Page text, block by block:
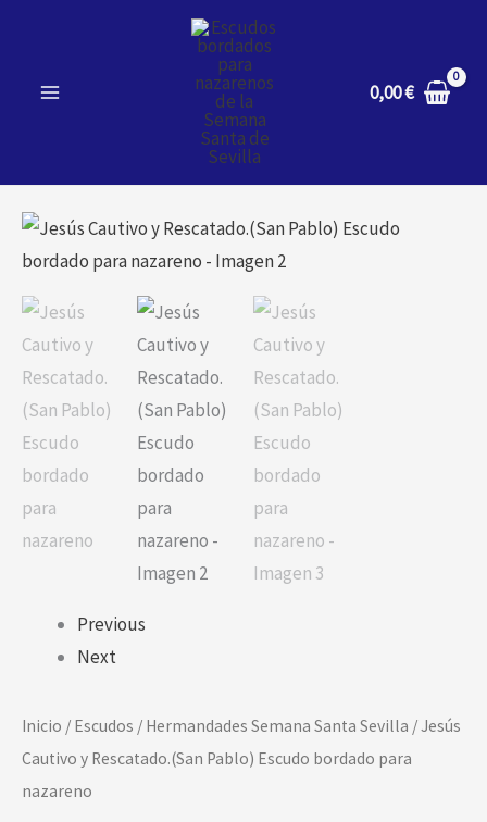
contenido
0,00€
Previous
Next
Inicio / Escudos / Hermandades Semana Santa Sevilla / Jesús
Cautivo y Rescatado.(San Pablo) Escudo bordado para
nazareno
Jesús
Cautivo
y
Rescatado.
(San
Pablo)
Escudo
bordado
para
nazareno
cantidad